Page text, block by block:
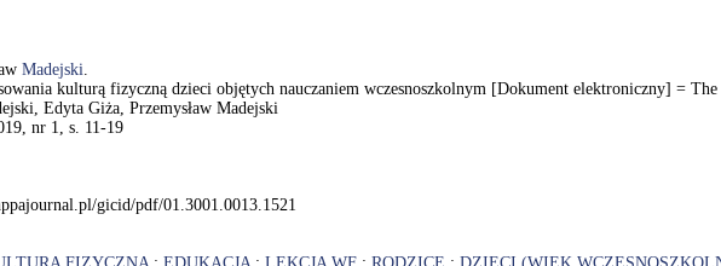
Madejski.
kulturą fizyczną dzieci objętych nauczaniem wczesnoszkolnym [Dokument elektroniczny] =
Edyta Giża, Przemysław Madejski
nr 1, s. 11-19
gicid/pdf/01.3001.0013.1521